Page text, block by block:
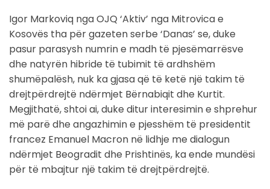
Igor Markoviq nga OJQ ‘Aktiv’ nga Mitrovica e
Kosovës tha për gazeten serbe ‘Danas’ se, duke
pasur parasysh numrin e madh të pjesëmarrësve
dhe natyrën hibride të tubimit të ardhshëm
shumëpalësh, nuk ka gjasa që të ketë një takim të
drejtpërdrejtë ndërmjet Bërnabiqit dhe Kurtit.
Megjithatë, shtoi ai, duke ditur interesimin e shprehur
më parë dhe angazhimin e pjesshëm të presidentit
francez Emanuel Macron në lidhje me dialogun
ndërmjet Beogradit dhe Prishtinës, ka ende mundësi
për të mbajtur një takim të drejtpërdrejtë.